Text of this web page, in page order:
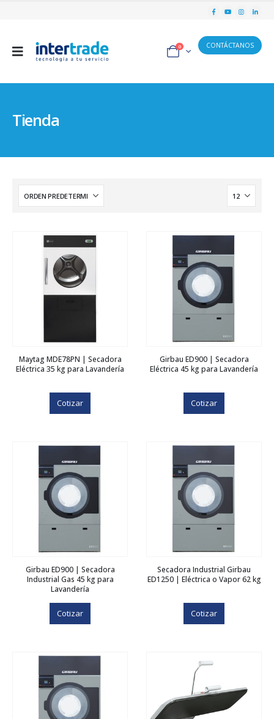
0 CONTÁCTANOS
Tienda
Maytag MDE78PN | Secadora
Eléctrica 35 kg para Lavandería
Cotizar
Girbau ED900 | Secadora
Eléctrica 45 kg para Lavandería
Cotizar
Girbau ED900 | Secadora
Industrial Gas 45 kg para
Lavandería
Cotizar
Secadora Industrial Girbau
ED1250 | Eléctrica o Vapor 62 kg
Cotizar